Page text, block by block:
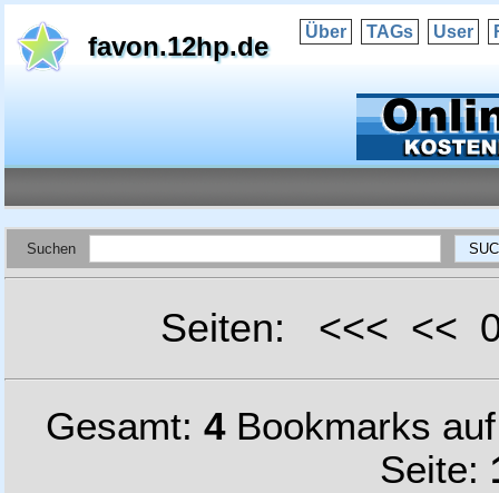
favon.12hp.de Über TAGs User
Suchen
Seiten: <<< <<
Gesamt: 4Bookmarks
Seite: